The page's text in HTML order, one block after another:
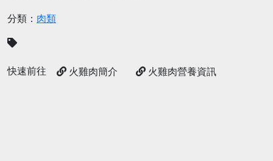
分類： 肉類
快速前往 火雞肉簡介 火雞肉營養資訊